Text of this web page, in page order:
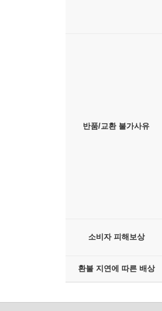
반품/교환 불가사유
소비자 피해보상
환불 지연에 따른 배상